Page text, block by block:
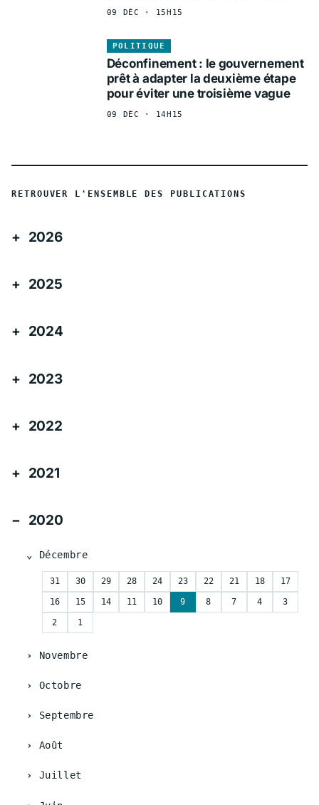
09 DÉC · 15H15
POLITIQUE
Déconfinement : le gouvernement
prêt à adapter la deuxième étape
pour éviter une troisième vague
09 DÉC · 14H15
RETROUVER L'ENSEMBLE DES PUBLICATIONS
2026
2025
2024
2023
2022
2021
2020
Décembre
31 30 29 28 24 23 22 21 18 17
16 15 14 11 10 9 8 7 4 3
2 1
Novembre
Octobre
Septembre
Août
Juillet